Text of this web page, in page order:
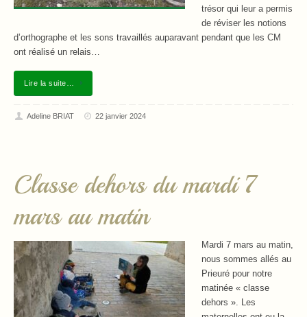
trésor qui leur a permis
de réviser les notions
d’orthographe et les sons travaillés auparavant pendant que les CM
ont réalisé un relais…
Lire la suite…
Adeline BRIAT 22 janvier 2024
Classe dehors du mardi 7
mars au matin
Mardi 7 mars au matin,
nous sommes allés au
Prieuré pour notre
matinée « classe
dehors ». Les